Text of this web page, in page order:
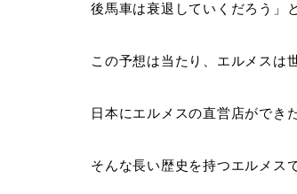
後馬車は衰退していくだろう」
この予想は当たり、エルメスは
日本にエルメスの直営店ができ
そんな長い歴史を持つエルメス